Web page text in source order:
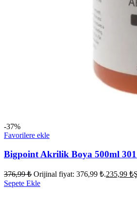
-37%
Favorilere ekle
Bigpoint Akrilik Boya 500ml
376,99₺ Orijinal fiyat: 376,99 ₺.235,99 ₺
Sepete Ekle